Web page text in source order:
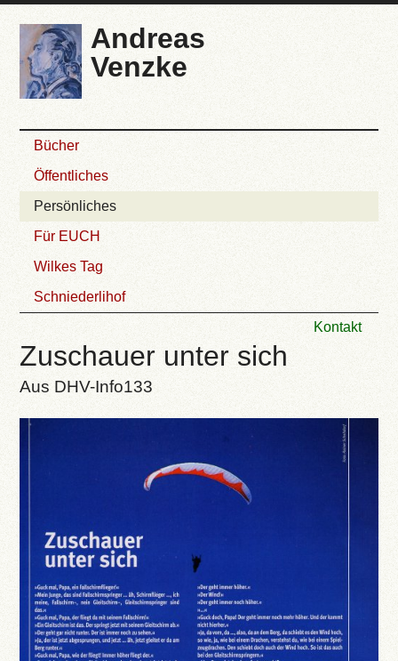
Andreas
Venzke
Bücher
Öffentliches
Persönliches
Für EUCH
Wilkes Tag
Schniederlihof
Kontakt
Zuschauer unter sich
Aus DHV-Info133